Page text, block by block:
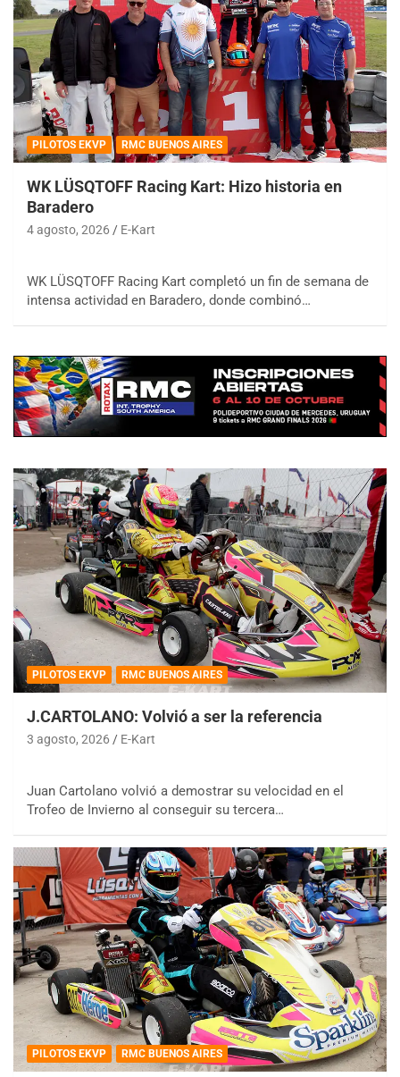
PILOTOS EKVP RMC BUENOS AIRES
WK LÜSQTOFF Racing Kart: Hizo historia en
Baradero
4 agosto, 2026 E-Kart
WK LÜSQTOFF Racing Kart completó un fin de semana de
intensa actividad en Baradero, donde combinó…
PILOTOS EKVP RMC BUENOS AIRES
J.CARTOLANO: Volvió a ser la referencia
3 agosto, 2026 E-Kart
Juan Cartolano volvió a demostrar su velocidad en el
Trofeo de Invierno al conseguir su tercera…
PILOTOS EKVP RMC BUENOS AIRES